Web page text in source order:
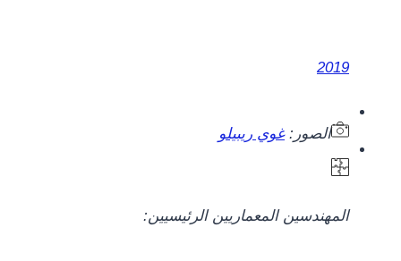
2019
الصور:غوي ريبيلو
المهندسين المعماريين الرئيسيين: